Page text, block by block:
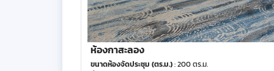
ห้องกาสะลอง
ขนาดห้องจัดประชุม (ตร.ม.): 200 ตร.ม.